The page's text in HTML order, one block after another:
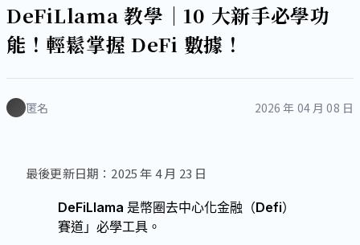
DeFiLlama 教學｜10 大新手必學功
能！輕鬆掌握 DeFi 數據！
匿名 2026 年 04 月 08 日
最後更新日期：2025 年 4 月 23 日
DeFiLlama 是幣圈去中心化金融（Defi）
賽道」必學工具。